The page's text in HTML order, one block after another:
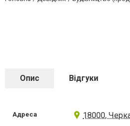
Опис Відгуки
Адреса 18000,